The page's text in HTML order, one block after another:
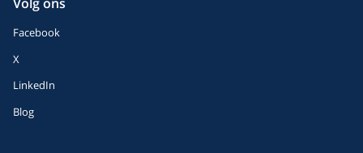
Facebook
X
LinkedIn
Blog